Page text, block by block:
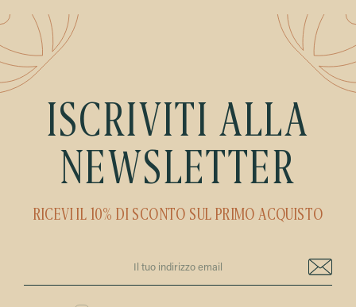
ISCRIVITI ALLA
NEWSLETTER
RICEVI IL 10% DI SCONTO SUL PRIMO ACQUISTO